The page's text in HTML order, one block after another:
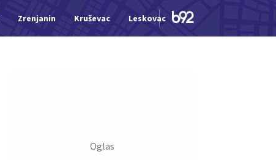
Zrenjanin Kruševac Leskovac Jagodina